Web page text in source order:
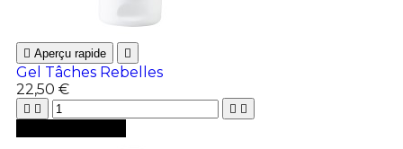
 Aperçu rapide 
Gel Tâches Rebelles
22,50 €
   